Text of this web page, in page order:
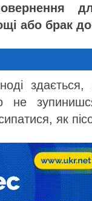
або брак
не
як